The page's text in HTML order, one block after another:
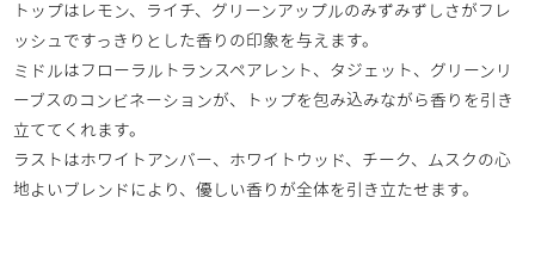
トップはレモン、ライチ、グリーンアップルのみずみずしさがフレ
ッシュですっきりとした香りの印象を与えます。
ミドルはフローラルトランスペアレント、タジェット、グリーンリ
ーブスのコンビネーションが、トップを包み込みながら香りを引き
立ててくれます。
ラストはホワイトアンバー、ホワイトウッド、チーク、ムスクの心
地よいブレンドにより、優しい香りが全体を引き立たせます。